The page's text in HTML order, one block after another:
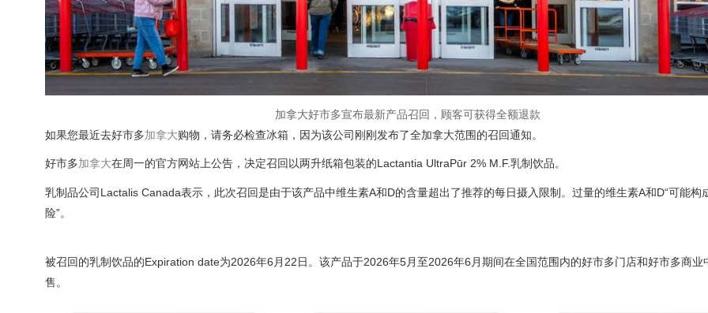
加拿大好市多宣布最新产品召回，顾客可获得全额退款
如果您最近去好市多加拿大购物，请务必检查冰箱，因为该公司刚刚发布了全加拿大范围的召回通知。
好市多加拿大在周一的官方网站上公告，决定召回以两升纸箱包装的Lactantia UltraPūr 2% M.F.乳制饮品。
乳制品公司Lactalis Canada表示，此次召回是由于该产品中维生素A和D的含量超出了推荐的每日摄入限制。过量的维生素A和D“可能构
险”。
被召回的乳制饮品的Expiration date为2026年6月22日。该产品于2026年5月至2026年6月期间在全国范围内的好市多门店和好市多商业
售。